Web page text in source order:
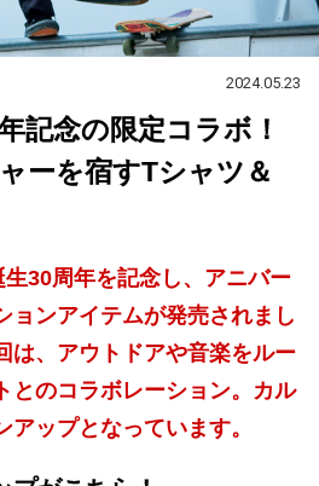
2024.05.23
記念の限定コラボ！
ーを宿すTシャツ＆
30周年を記念し、アニバー
ョンアイテムが発売されまし
は、アウトドアや音楽をルー
とのコラボレーション。カル
ップとなっています。